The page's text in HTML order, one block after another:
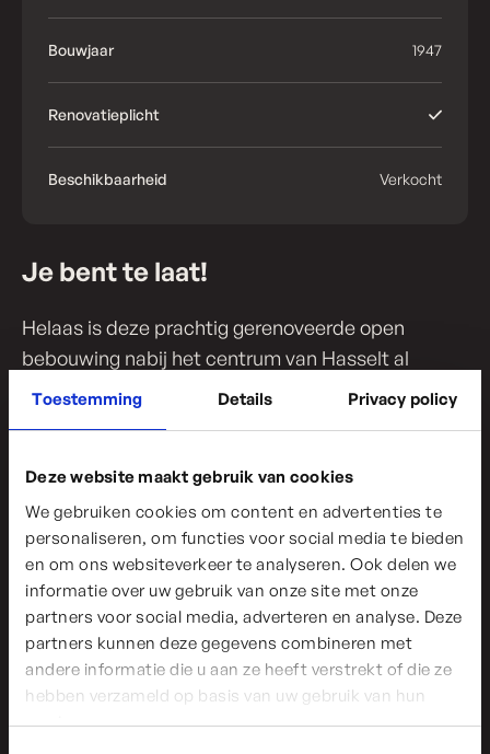
Toestemming Details Privacy policy
Deze website maakt gebruik van cookies
We gebruiken cookies om content en advertenties te
personaliseren, om functies voor social media te bieden
en om ons websiteverkeer te analyseren. Ook delen we
informatie over uw gebruik van onze site met onze
partners voor social media, adverteren en analyse. Deze
partners kunnen deze gegevens combineren met
andere informatie die u aan ze heeft verstrekt of die ze
hebben verzameld op basis van uw gebruik van hun
services.
Bouwjaar 1947
Renovatieplicht
Beschikbaarheid Verkocht
Je bent te laat!
Helaas is deze prachtig gerenoveerde open
bebouwing nabij het centrum van Hasselt al
verkocht!
opwindende projecten in de pijplijn! Wil je op de
hoogte blijven van de laatste updates en
exclusieve aanbiedingen? Volg ons dan op
Facebook en Instagram via de links onderaan deze
pagina.
Mis geen enkele kans om jouw droomhonk te
vinden!